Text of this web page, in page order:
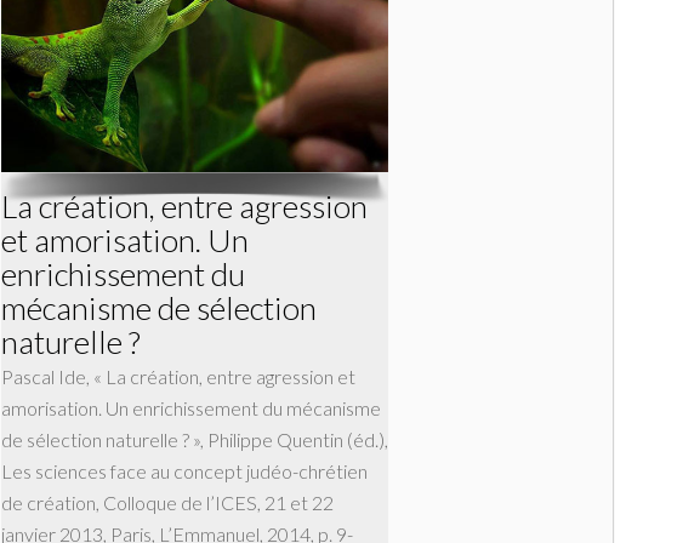
La création, entre agression
et amorisation. Un
enrichissement du
mécanisme de sélection
naturelle ?
Pascal Ide, « La création, entre agression et
amorisation. Un enrichissement du mécanisme
de sélection naturelle ? », Philippe Quentin (éd.),
Les sciences face au concept judéo-chrétien
de création, Colloque de l’ICES, 21 et 22
janvier 2013, Paris, L’Emmanuel, 2014, p. 9-